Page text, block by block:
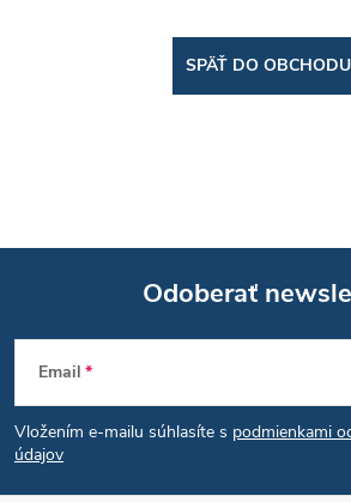
SPÄŤ DO OBCHODU
Z
á
p
Odoberať
Email
Vložením e-mailu súhlasíte s podmienkami
údajov